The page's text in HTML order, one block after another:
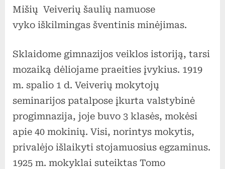
Mišių Veiverių šaulių namuose
vyko iškilmingas šventinis minėjimas.
Sklaidome gimnazijos veiklos istoriją, tarsi
mozaiką dėliojame praeities įvykius. 1919
m. spalio 1 d. Veiverių mokytojų
seminarijos patalpose įkurta valstybinė
progimnazija, joje buvo 3 klasės, mokėsi
apie 40 mokinių. Visi, norintys mokytis,
privalėjo išlaikyti stojamuosius egzaminus.
1925 m. mokyklai suteiktas Tomo